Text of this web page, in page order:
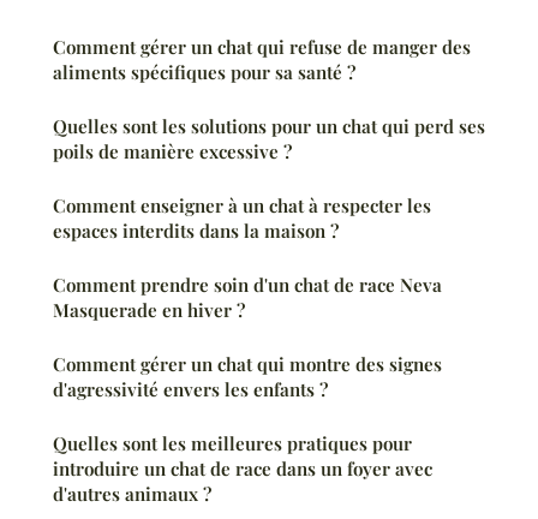
Comment gérer un chat qui refuse de manger des
aliments spécifiques pour sa santé ?
Quelles sont les solutions pour un chat qui perd ses
poils de manière excessive ?
Comment enseigner à un chat à respecter les
espaces interdits dans la maison ?
Comment prendre soin d'un chat de race Neva
Masquerade en hiver ?
Comment gérer un chat qui montre des signes
d'agressivité envers les enfants ?
Quelles sont les meilleures pratiques pour
introduire un chat de race dans un foyer avec
d'autres animaux ?